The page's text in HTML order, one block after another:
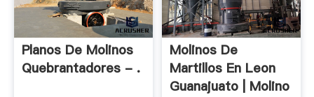
Planos De Molinos
Quebrantadores - .
Molinos De
Martillos En Leon
Guanajuato | Molino